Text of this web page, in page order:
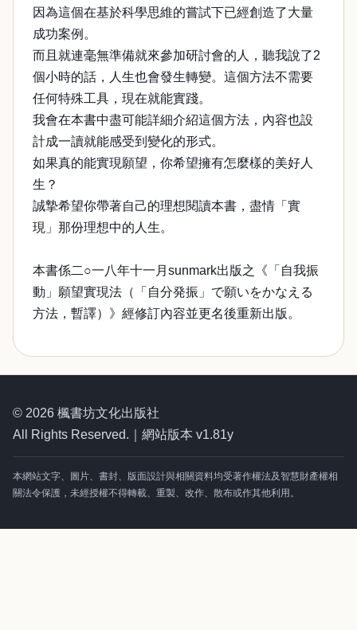
因為這個在基於科學思維的嘗試下已經創造了大量
成功案例。
而且就連毫無準備就來參加研討會的人，聽我說了2
個小時的話，人生也會發生轉變。這個方法不需要
任何特殊工具，現在就能實踐。
我會在本書中盡可能詳細介紹這個方法，內容也設
計成一讀就能感受到變化的形式。
如果真的能實現願望，你希望擁有怎麼樣的美好人
生？
誠摯希望你帶著自己的理想閱讀本書，盡情「實
現」那份理想中的人生。
本書係二○一八年十一月sunmark出版之《「自我振
動」願望實現法（「自分発振」で願いをかなえる
方法，暫譯）》經修訂內容並更名後重新出版。
© 2026 楓書坊文化出版社
All Rights Reserved.｜網站版本 v1.81y
本網站文字、圖片、書封、版面設計與相關資料均受著作權法及智慧財產權相
關法令保護，未經授權不得轉載、重製、改作、散布或作其他利用。